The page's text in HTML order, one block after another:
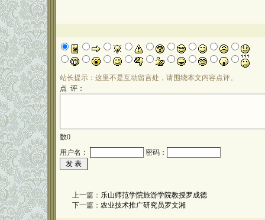
站长提示：这里不是互动留言处，请围绕本文内容点评。
点 评：
数0
用户名：
密码：
上一篇： 乐山师范学院旅游学院教授罗成德
下一篇： 农业技术推广研究员罗文湘